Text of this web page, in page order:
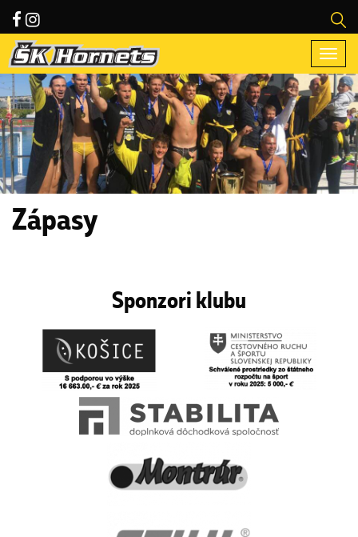
Zápasy
Sponzori klubu